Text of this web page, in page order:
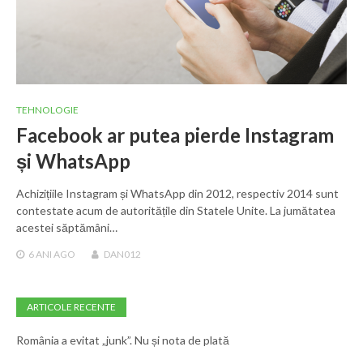
TEHNOLOGIE
Facebook ar putea pierde Instagram
și WhatsApp
Achizițiile Instagram și WhatsApp din 2012, respectiv 2014 sunt
contestate acum de autoritățile din Statele Unite. La jumătatea
acestei săptămâni…
6 ANI AGO DAN012
ARTICOLE RECENTE
România a evitat „junk”. Nu și nota de plată